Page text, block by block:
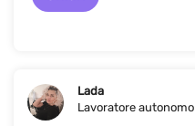
Lada
Lavoratore autonomo